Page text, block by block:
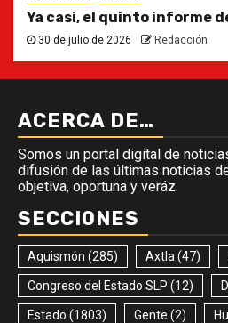
Ya casi, el quinto informe
30 de julio de 2026 Redacción
ACERCA DE…
Somos un portal digital de
difusión de las últimas noticias
objetiva, oportuna y veráz.
SECCIONES
Aquismón (285) Axtla (47)
Congreso del Estado SLP (12)
Estado (1803) Gente (2)